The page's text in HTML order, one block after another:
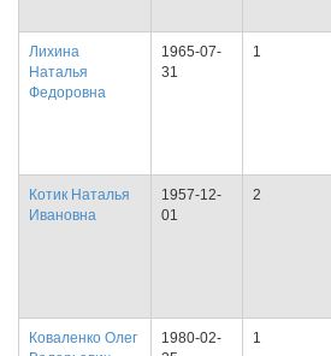
Лихина
Наталья
Федоровна
1965-07-
31
1
Котик Наталья
Ивановна
1957-12-
01
2
Коваленко Олег
1980-02-
1